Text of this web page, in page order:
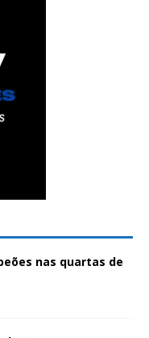
nas quartas de